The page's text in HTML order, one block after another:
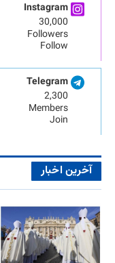
Instagram
30,000
Followers
Follow
Telegram
2,300
Members
Join
آخرین اخبار